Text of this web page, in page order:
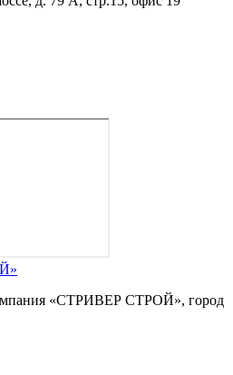
«СТРИВЕР СТРОЙ», город